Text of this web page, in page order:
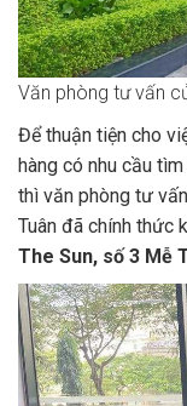
Văn phòng tư vấn
Để thuận tiện cho
hàng có nhu cầu
thì văn phòng tư
Tuân đã chính thức
The Sun, số 3 Mễ